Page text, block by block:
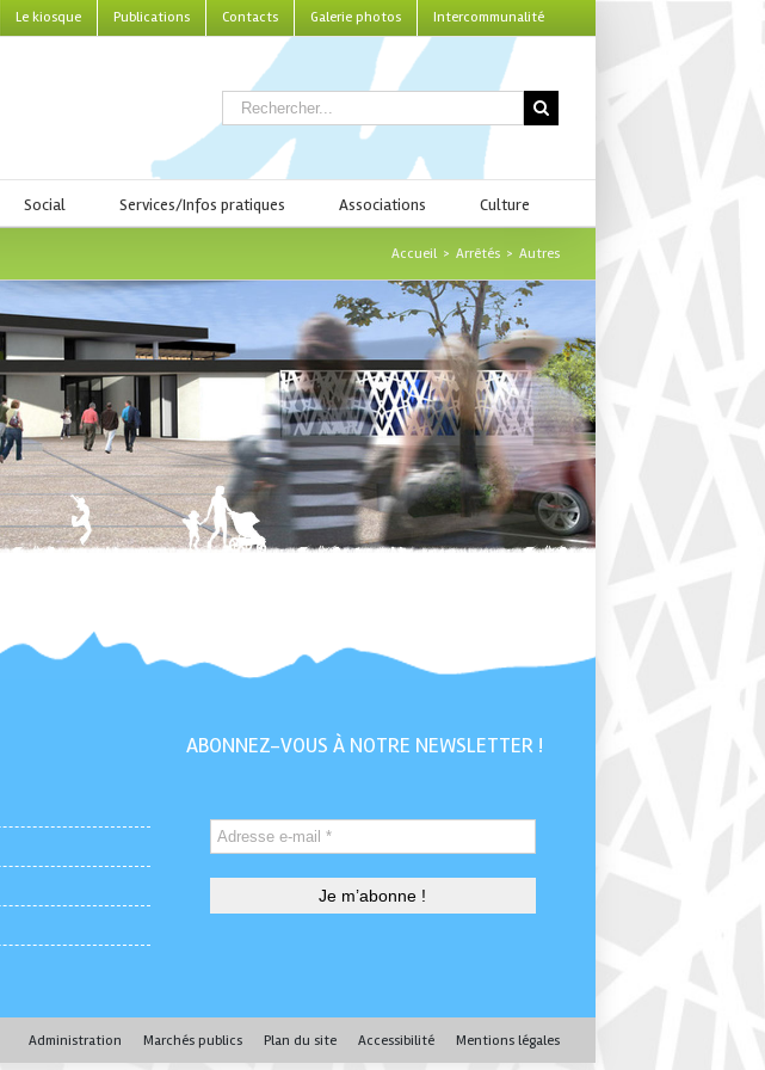
Le kiosque Publications Contacts Galerie photos Intercommunalité
Social Services/Infos pratiques Associations Culture
Accueil > Arrêtés > Autres
ABONNEZ-VOUS À NOTRE NEWSLETTER !
Administration Marchés publics Plan du site Accessibilité Mentions légales